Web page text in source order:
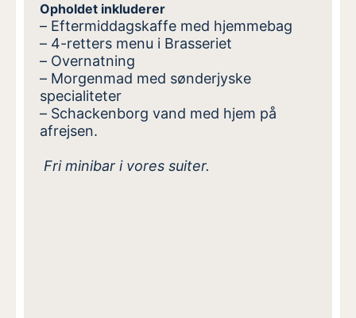
Opholdet inkluderer
– Eftermiddagskaffe med hjemmebag
– 4-retters menu i Brasseriet
– Overnatning
– Morgenmad med sønderjyske
specialiteter
– Schackenborg vand med hjem på
afrejsen.
Fri minibar i vores suiter.